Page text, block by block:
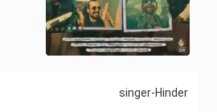
singer-Hinder